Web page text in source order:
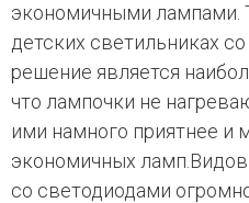
экономичными лампами.
детских светильниках
решение является
что лампочки не
ими намного приятнее и
экономичных
со светодиодами